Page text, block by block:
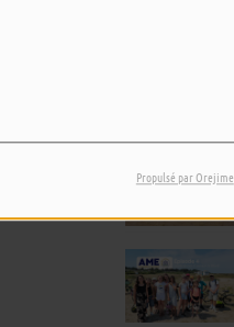
Propulsé par Orejime